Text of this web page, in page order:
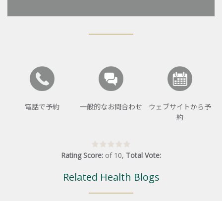
電話で予約 一般的なお問合わせ
ウェブサイトから予
約
Rating Score: of 10, Total Vote:
Related Health Blogs